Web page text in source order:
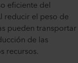
eficiente del
reducir el peso de
pueden transportar
de las
recursos.